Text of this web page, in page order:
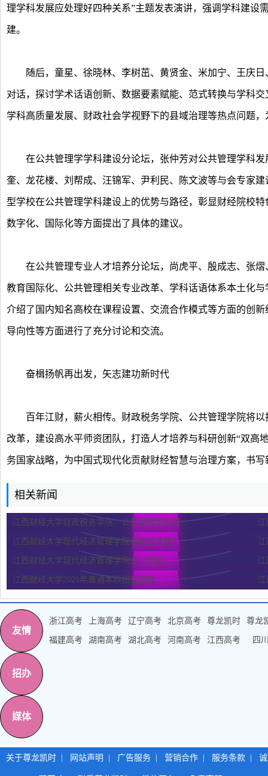
理学科发展应处理好四种关系”主题发表演讲，强调学科建设
建。
随后，童星、徐晓林、李树茁、黄贤金、米加宁、王庆日
对话，探讨学术话语创新、数据要素赋能、范式转换与学科
学科高质量发展、财政社会学视野下的县域治理等热点问题
在公共管理学学科建设分论坛，张仲芳对公共管理学科发
奎、龙花楼、刘帮成、汪锦军、尹利民、陈文波等与会专家
型学校在公共管理学科建设上的优势与路径，彰显财经院校
数字化、国际化等方面提出了具体的建议。
在公共管理专业人才培养分论坛，尚虎平、殷成志、张熠
教育国际化、公共管理相关专业改革、学科话语体系本土化
介绍了国内知名高校在课程设置、交流合作模式等方面的创
导向性等方面进行了充分讨论和交流。
奋楫扬帆再出发，矢志建功新时代
百年江财，薪火相传。财政税务学院、公共管理学院将以
改革，建设高水平师资团队，打造人才培养与科研创新“双高
务国家战略，为中国式现代化贡献财经智慧与治理方案，书
相关新闻
江西财经大学财政税务学院、公共管理学院揭...
江西财经大学现代经济管理学院有哪些专业？
江西财经大学现代经济管理学院2022年招...
江西财经大学2021年普通本科招生章程
友情
浙江高考 上海高考 辽宁高考 北京高考 尊龙凯时 尊龙
福建高考 湖南高考 湖北高考 河南高考 江西高考 四
招办
媒体
关于尊龙凯时 网站声明 广告服务 营销合作 服务条款 诚